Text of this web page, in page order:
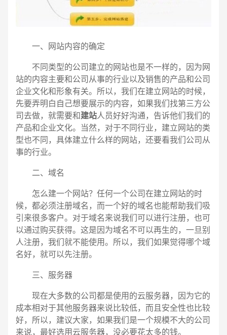
一、网站内容的确定
不同类型的公司建立的网站也是不一样的，因为网
站的内容主要和公司从事的行业以及销售的产品和公司
企业文化和形象有关。所以，我们在建立网站的时候，
先要弄明白自己想要展示的内容，如果我们找第三方公
司去做，就需要和建站人员好好沟通，告诉他们我们的
产品和企业文化。当然，对于不同行业，建立网站的类
型也不同，具体建立什么样的网站，还要看我们公司从
事的行业。
二、域名
怎么建一个网站？任何一个公司在建立网站的时
候，都必须注册域名，而一个好的域名也能帮助我们吸
引来很多客户。对于域名来说我们可以进行注册，也可
以通过购买获得。这是因为域名不可以再生的，一旦别
人注册，我们就不能使用。所以，我们如果觉得哪个域
名好，就可以先注册。
三、服务器
现在大多数的公司都是使用的云服务器，因为它的
成本相对于其他服务器来说比较低，而且安全性也比较
好，所以，建议大家，如果我们是一个规模不大的公司
来说，最好选用云服务器，没必要花太多的钱。
请输入您的公司名称
电话 微信号